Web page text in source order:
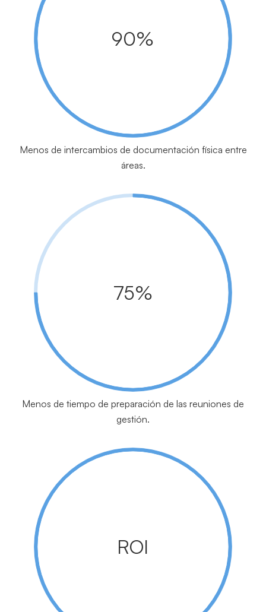
90%
Menos de intercambios de documentación física entre
áreas.
75%
Menos de tiempo de preparación de las reuniones de
gestión.
ROI